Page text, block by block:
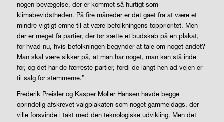
nogen bevægelse, der er kommet så hurtigt som
klimabevidstheden. På fire måneder er det gået fra at være et
mindre vigtigt emne til at være befolkningens topprioritet. Men
der er meget få partier, der tør sætte et budskab på en plakat,
for hvad nu, hvis befolkningen begynder at tale om noget andet?
Man skal være sikker på, at man har noget, man kan stå inde
for, og det har de færreste partier, fordi de langt hen ad vejen er
til salg for stemmerne.”
Frederik Preisler og Kasper Møller Hansen havde begge
oprindelig afskrevet valgplakaten som noget gammeldags, der
ville forsvinde i takt med den teknologiske udvikling. Men det